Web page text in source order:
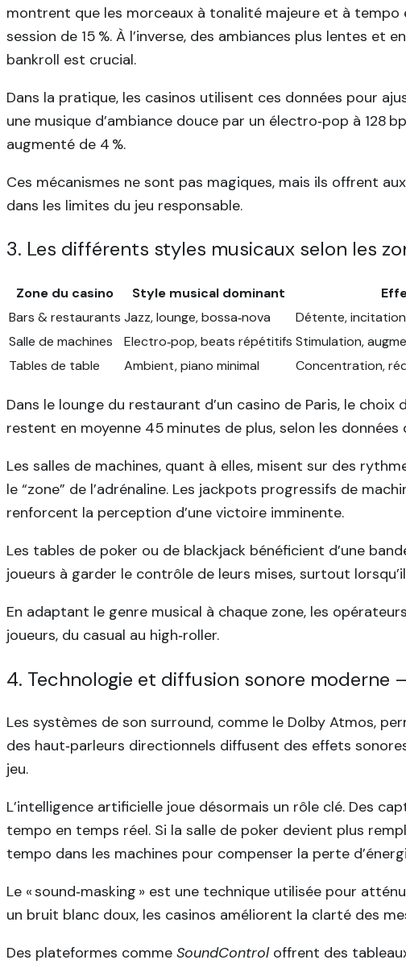
montrent que les morceaux à tonalité majeure et à
session de 15 %. À l’inverse, des ambiances plus lentes
bankroll est crucial.
Dans la pratique, les casinos utilisent ces données pour
une musique d’ambiance douce par un électro‑pop à 128
augmenté de 4 %.
Ces mécanismes ne sont pas magiques, mais ils offrent
dans les limites du jeu responsable.
3. Les différents styles musicaux selon les
Zone du casino Style musical dominant
Bars & restaurants Jazz, lounge, bossa‑nova
Détente,
Salle de machines
Electro‑pop, beats répétitifs Stimulation,
Tables de table
Ambient, piano minimal Concentration,
Dans le lounge du restaurant d’un casino de Paris, le
restent en moyenne 45 minutes de plus, selon les
Les salles de machines, quant à elles, misent sur des
le “zone” de l’adrénaline. Les jackpots progressifs de
renforcent la perception d’une victoire imminente.
Les tables de poker ou de blackjack bénéficient d’une
joueurs à garder le contrôle de leurs mises, surtout
En adaptant le genre musical à chaque zone, les
joueurs, du casual au high‑roller.
4. Technologie et diffusion sonore moderne
Les systèmes de son surround, comme le Dolby Atmos,
des haut‑parleurs directionnels diffusent des effets
jeu.
L’intelligence artificielle joue désormais un rôle clé. Des
tempo en temps réel. Si la salle de poker devient plus
tempo dans les machines pour compenser la perte
Le « sound‑masking » est une technique utilisée pour
un bruit blanc doux, les casinos améliorent la clarté des
Des plateformes comme SoundControloffrent des